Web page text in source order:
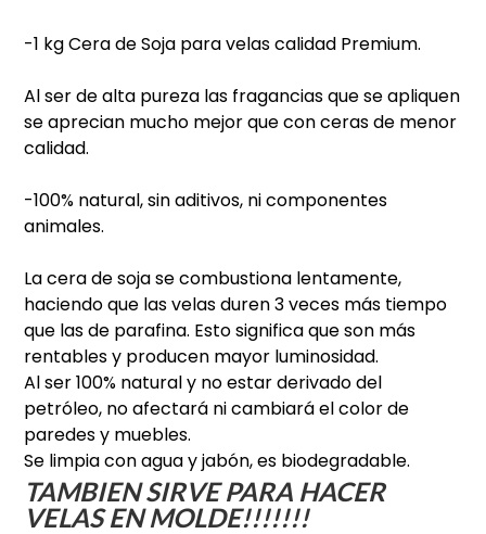
-1 kg Cera de Soja para velas calidad Premium.
Al ser de alta pureza las fragancias que se apliquen
se aprecian mucho mejor que con ceras de menor
calidad.
-100% natural, sin aditivos, ni componentes
animales.
La cera de soja se combustiona lentamente,
haciendo que las velas duren 3 veces más tiempo
que las de parafina. Esto significa que son más
rentables y producen mayor luminosidad.
Al ser 100% natural y no estar derivado del
petróleo, no afectará ni cambiará el color de
paredes y muebles.
Se limpia con agua y jabón, es biodegradable.
TAMBIEN SIRVE PARA HACER
VELAS EN MOLDE!!!!!!!